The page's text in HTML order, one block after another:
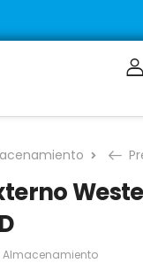
Almacenamiento